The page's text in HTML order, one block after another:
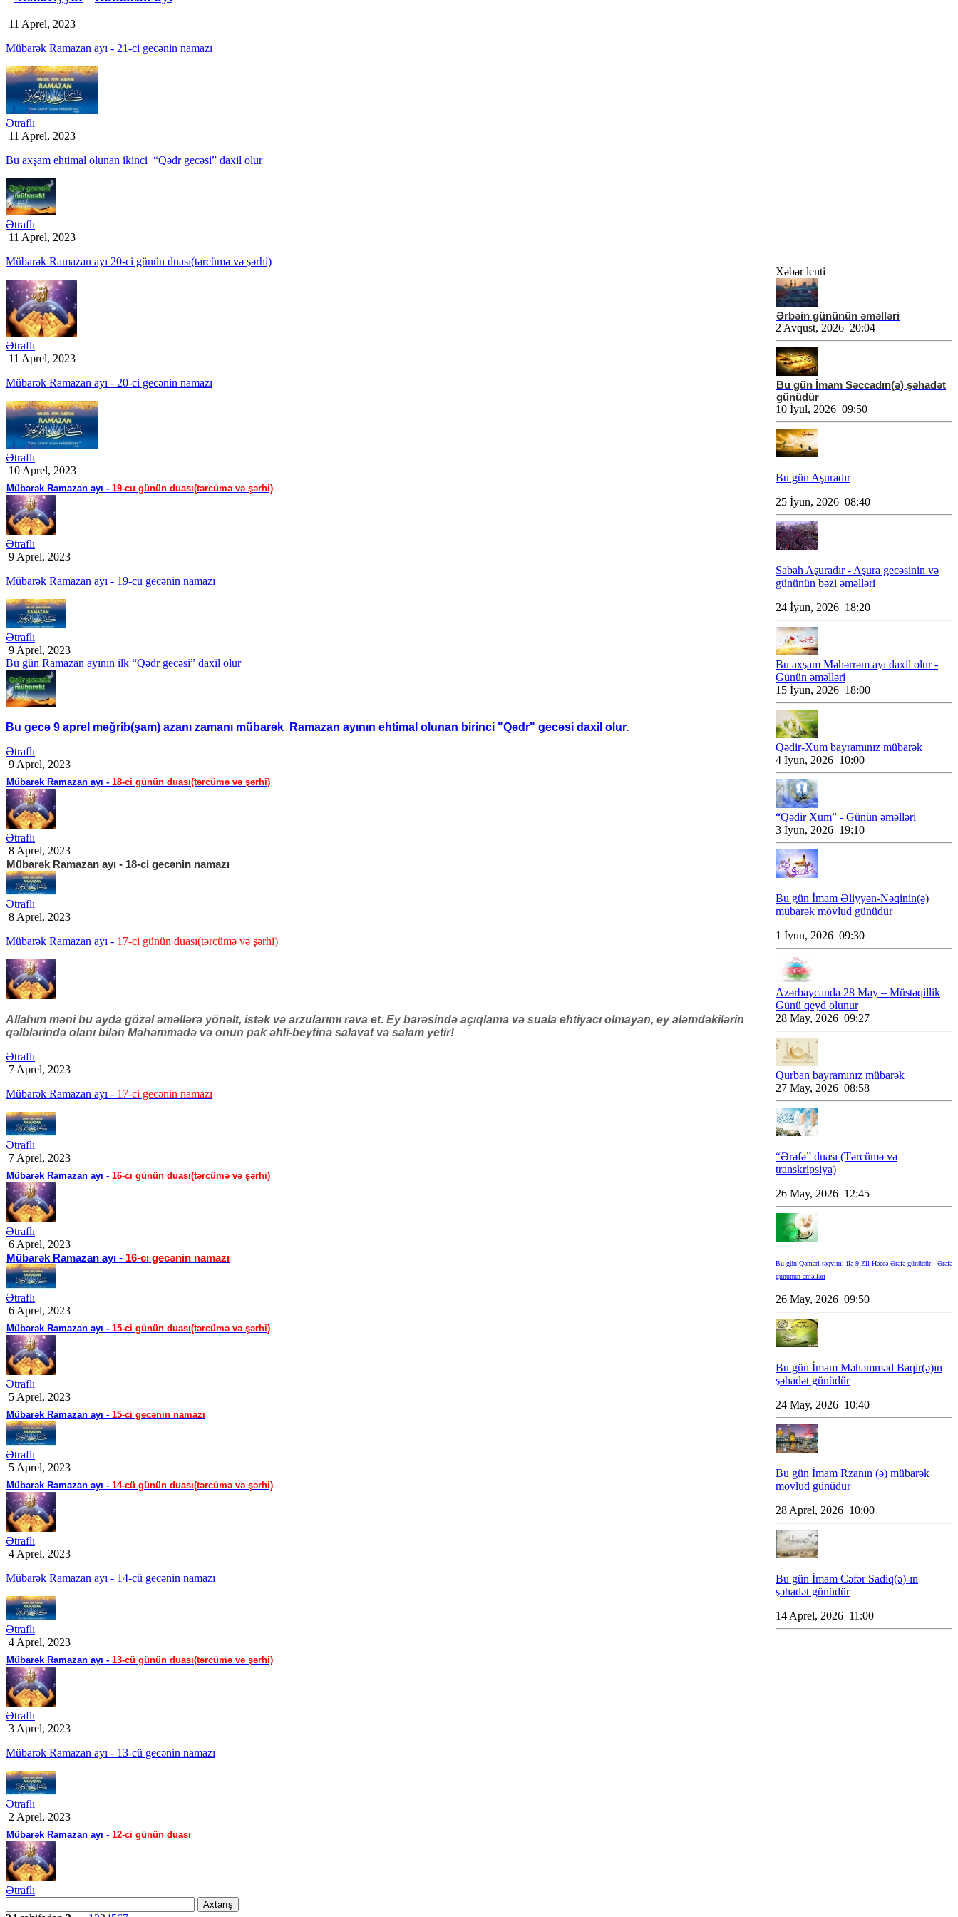
11 Aprel, 2023
Mübarək Ramazan ayı - 21-ci gecənin namazı
Ətraflı
11 Aprel, 2023
Bu axşam ehtimal olunan ikinci “Qədr gecəsi” daxil olur
Ətraflı
11 Aprel, 2023
Mübarək Ramazan ayı 20-ci günün duası(tərcümə və şərhi)
Ətraflı
11 Aprel, 2023
Mübarək Ramazan ayı - 20-ci gecənin namazı
Ətraflı
10 Aprel, 2023
Mübarək Ramazan ayı - 19-cu günün duası(tərcümə və şərhi)
Ətraflı
9 Aprel, 2023
Mübarək Ramazan ayı - 19-cu gecənin namazı
Ətraflı
9 Aprel, 2023
Bu gün Ramazan ayının ilk “Qədr gecəsi” daxil olur
Bu gecə 9 aprel məğrib(şam) azanı zamanı mübarək Ramazan ayının ehtimal olunan birinci "Qədr" gecəsi daxil olur.
Ətraflı
9 Aprel, 2023
Mübarək Ramazan ayı - 18-ci günün duası(tərcümə və şərhi)
Ətraflı
8 Aprel, 2023
Mübarək Ramazan ayı - 18-ci gecənin namazı
Ətraflı
8 Aprel, 2023
Mübarək Ramazan ayı - 17-ci günün duası(tərcümə və şərhi)
Allahım məni bu ayda gözəl əməllərə yönəlt, istək və arzularımı rəva et. Ey barəsində açıqlama və suala ehtiyacı olmayan, ey aləmdəkilərin
qəlblərində olanı bilən Məhəmmədə və onun pak əhli-beytinə salavat və salam yetir!
Ətraflı
7 Aprel, 2023
Mübarək Ramazan ayı - 17-ci gecənin namazı
Ətraflı
7 Aprel, 2023
Mübarək Ramazan ayı - 16-cı günün duası(tərcümə və şərhi)
Ətraflı
6 Aprel, 2023
Mübarək Ramazan ayı - 16-cı gecənin namazı
Ətraflı
6 Aprel, 2023
Mübarək Ramazan ayı - 15-ci günün duası(tərcümə və şərhi)
Ətraflı
5 Aprel, 2023
Mübarək Ramazan ayı - 15-ci gecənin namazı
Ətraflı
5 Aprel, 2023
Mübarək Ramazan ayı - 14-cü günün duası(tərcümə və şərhi)
Ətraflı
4 Aprel, 2023
Mübarək Ramazan ayı - 14-cü gecənin namazı
Ətraflı
4 Aprel, 2023
Mübarək Ramazan ayı - 13-cü günün duası(tərcümə və şərhi)
Ətraflı
3 Aprel, 2023
Mübarək Ramazan ayı - 13-cü gecənin namazı
Ətraflı
2 Aprel, 2023
Mübarək Ramazan ayı - 12-ci günün duası
Ətraflı
Axtarış
Xəbər lenti
Ərbəin gününün əməlləri
2 Avqust, 2026 20:04
Bu gün İmam Səccadın(ə) şəhadət
günüdür
10 İyul, 2026 09:50
Bu gün Aşuradır
25 İyun, 2026 08:40
Sabah Aşuradır - Aşura gecəsinin və
gününün bəzi əməlləri
24 İyun, 2026 18:20
Bu axşam Məhərrəm ayı daxil olur -
Günün əməlləri
15 İyun, 2026 18:00
Qədir-Xum bayramınız mübarək
4 İyun, 2026 10:00
“Qədir Xum” - Günün əməlləri
3 İyun, 2026 19:10
Bu gün İmam Əliyyən-Nəqinin(ə)
mübarək mövlud günüdür
1 İyun, 2026 09:30
Azərbaycanda 28 May – Müstəqillik
Günü qeyd olunur
28 May, 2026 09:27
Qurban bayramınız mübarək
27 May, 2026 08:58
“Ərəfə” duası (Tərcümə və
transkripsiya)
26 May, 2026 12:45
Bu gün Qəməri təqvimi ilə 9 Zil-Həccə Ərəfə günüdür - Ərəfə
gününün əməlləri
26 May, 2026 09:50
Bu gün İmam Məhəmməd Baqir(ə)ın
şəhadət günüdür
24 May, 2026 10:40
Bu gün İmam Rzanın (ə) mübarək
mövlud günüdür
28 Aprel, 2026 10:00
Bu gün İmam Cəfər Sadiq(ə)-ın
şəhadət günüdür
14 Aprel, 2026 11:00